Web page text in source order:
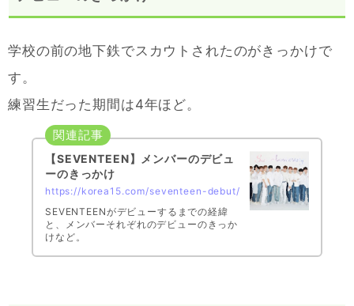
学校の前の地下鉄でスカウトされたのがきっかけで
す。
練習生だった期間は4年ほど。
【SEVENTEEN】メンバーのデビュ
ーのきっかけ
https://korea15.com/seventeen-debut/
SEVENTEENがデビューするまでの経緯
と、メンバーそれぞれのデビューのきっか
けなど。